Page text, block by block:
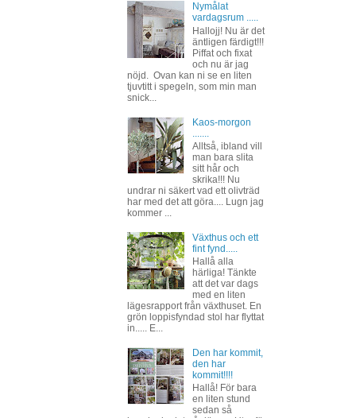
Nymålat
vardagsrum .....
Hallojj! Nu är det
äntligen färdigt!!!
Piffat och fixat
och nu är jag
nöjd. Ovan kan ni se en liten
tjuvtitt i spegeln, som min man
snick...
Kaos-morgon
Alltså, ibland vill
man bara slita
sitt hår och
skrika!!! Nu
undrar ni säkert vad ett olivträd
har med det att göra.... Lugn jag
kommer ...
Växthus och ett
fint fynd.....
Hallå alla
härliga! Tänkte
att det var dags
med en liten
lägesrapport från växthuset. En
grön loppisfyndad stol har flyttat
in..... E...
Den har kommit,
den har
kommit!!!!
Hallå! För bara
en liten stund
sedan så